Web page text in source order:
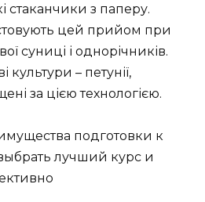
з паперу.
цей прийом при
суниці і однорічників.
культури – петунії,
за цією технологією.
подготовки к
лучший курс и